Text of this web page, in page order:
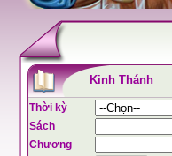
Kinh Thánh
Thời kỳ
Sách
Chương